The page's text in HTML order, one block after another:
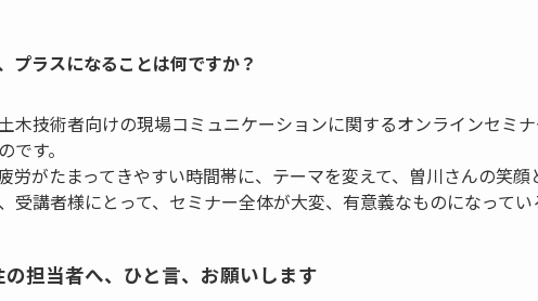
プラスになることは何ですか？
木技術者向けの現場コミュニケーションに関するオンラインセミ
です。
労がたまってきやすい時間帯に、テーマを変えて、曽川さんの笑
受講者様にとって、セミナー全体が大変、有意義なものになって
担当者へ、ひと言、お願いします